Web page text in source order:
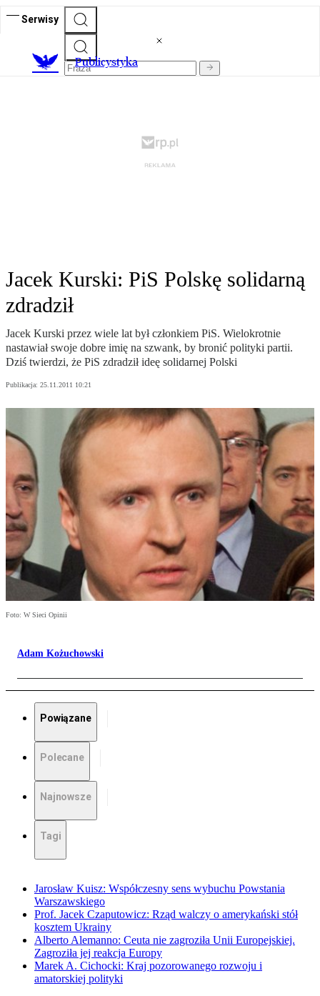
Serwisy
Publicystyka
Jacek Kurski: PiS Polskę solidarną
zdradził
Jacek Kurski przez wiele lat był członkiem PiS. Wielokrotnie
nastawiał swoje dobre imię na szwank, by bronić polityki partii.
Dziś twierdzi, że PiS zdradził ideę solidarnej Polski
Publikacja: 25.11.2011 10:21
Foto: W Sieci Opinii
Adam Kożuchowski
Powiązane
Polecane
Najnowsze
Tagi
Jarosław Kuisz: Współczesny sens wybuchu Powstania
Warszawskiego
Prof. Jacek Czaputowicz: Rząd walczy o amerykański stół
kosztem Ukrainy
Alberto Alemanno: Ceuta nie zagroziła Unii Europejskiej.
Zagroziła jej reakcja Europy
Marek A. Cichocki: Kraj pozorowanego rozwoju i
amatorskiej polityki